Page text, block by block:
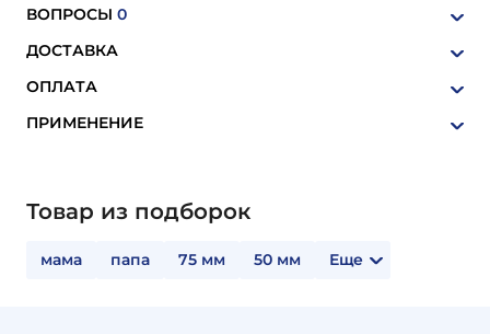
ВОПРОСЫ 0
ДОСТАВКА
ОПЛАТА
ПРИМЕНЕНИЕ
Товар из подборок
мама папа 75 мм 50 мм Еще